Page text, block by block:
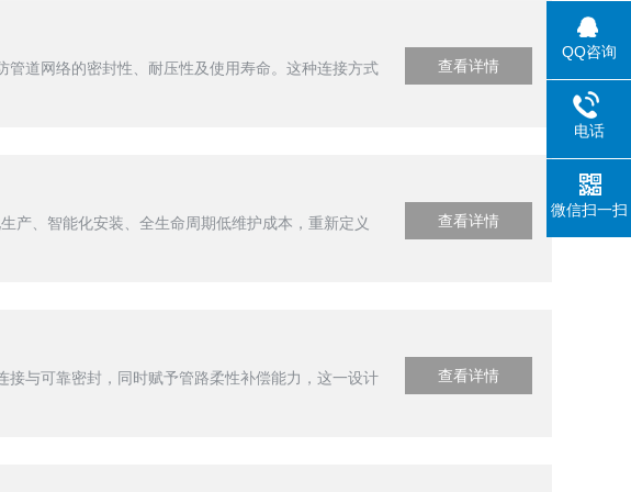
道网络的密封性、耐压性及使用寿命。这种连接方式
查看详情
产、智能化安装、全生命周期低维护成本，重新定义
查看详情
与可靠密封，同时赋予管路柔性补偿能力，这一设计
查看详情
QQ咨询
电话
微信扫一扫